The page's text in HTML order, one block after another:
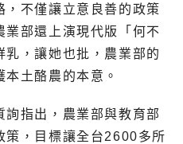
，不僅讓立意良善的政策
業部還上演現代版「何不
乳，讓她也批，農業部的
土酪農的本意。
詢指出，農業部與教育部
策，目標讓全台2600多所